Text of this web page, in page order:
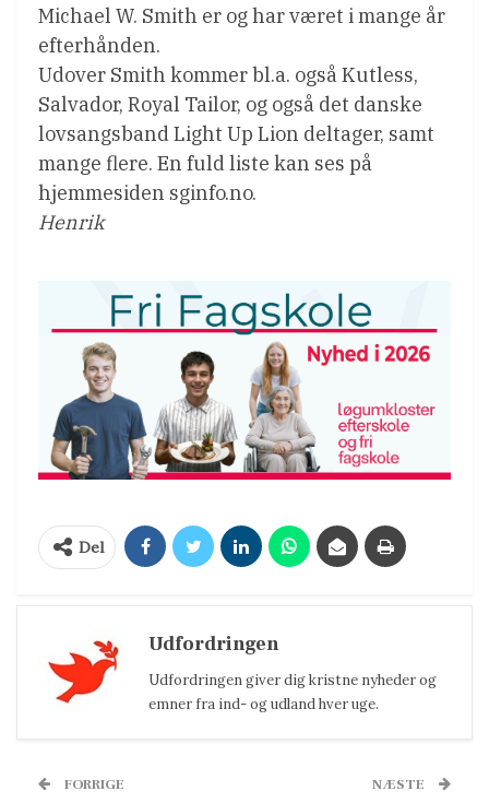
Michael W. Smith er og har været i mange år
efterhånden.
Udover Smith kommer bl.a. også Kutless,
Salvador, Royal Tailor, og også det danske
lovsangsband Light Up Lion deltager, samt
mange flere. En fuld liste kan ses på
hjemmesiden sginfo.no.
Henrik
Del
Udfordringen
Udfordringen giver dig kristne nyheder og
emner fra ind- og udland hver uge.
FORRIGE NÆSTE